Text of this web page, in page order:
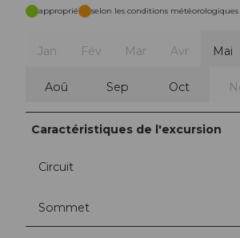
approprié selon les conditions météorologiques
Jan Fév Mar Avr Mai
Aoû Sep Oct
Caractéristiques de l'excursion
Circuit
Sommet